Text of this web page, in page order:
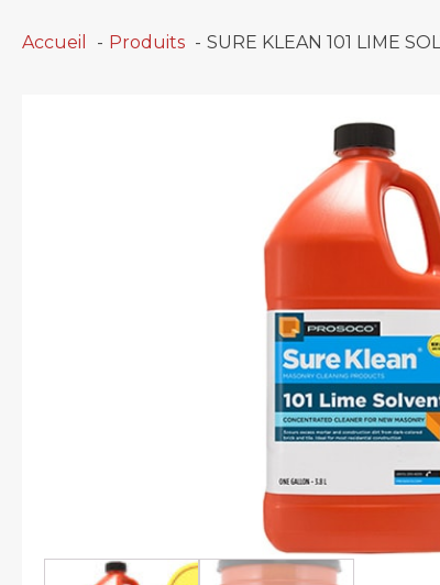
Accueil Produits SURE KLEAN 101 LIME